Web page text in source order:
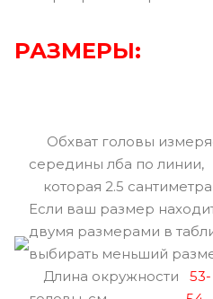
РАЗМЕРЫ:
Обхват головы
середины лба по линии,
которая 2.5
Если ваш размер
двумя размерами в
выбирать меньший
Длина окружности
53-